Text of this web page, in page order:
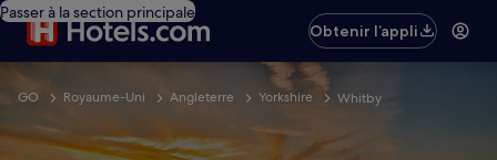
Passer à la section principale
Obtenir l’appli
GO Royaume-Uni Angleterre Yorkshire Whitby